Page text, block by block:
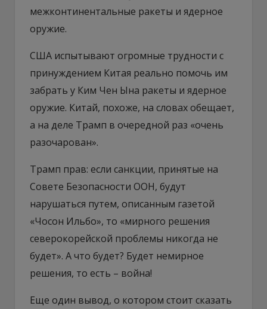
межконтинентальные ракеты и ядерное
оружие.
США испытывают огромные трудности с
принуждением Китая реально помочь им
забрать у Ким Чен Ына ракеты и ядерное
оружие. Китай, похоже, на словах обещает,
а на деле Трамп в очередной раз «очень
разочарован».
Трамп прав: если санкции, принятые на
Совете Безопасности ООН, будут
нарушаться путем, описанным газетой
«Чосон Ильбо», то «мирного решения
северокорейской проблемы никогда не
будет». А что будет? Будет немирное
решения, то есть – война!
Еще один вывод, о котором стоит сказать